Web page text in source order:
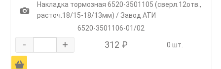
1
Накладка тормозная 6520-3501105 (сверл.12отв.,
расточ.18/15-18/13мм) / Завод АТИ
6520-3501106-01/02
- + 312 ₽ 0 шт.
Ä